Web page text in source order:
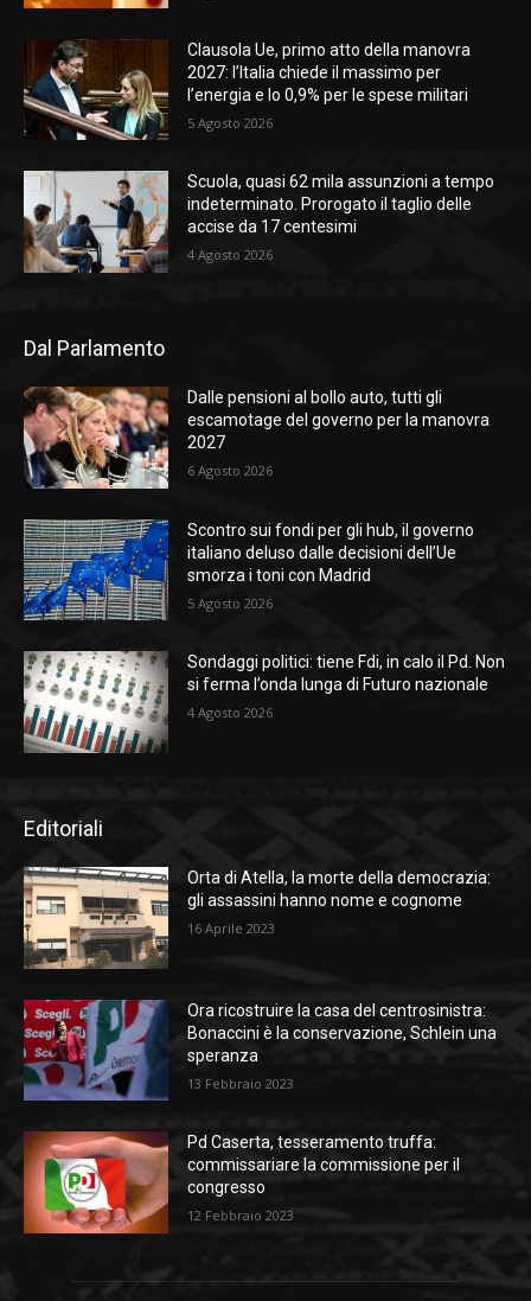
Clausola Ue, primo atto della manovra
2027: l’Italia chiede il massimo per
l’energia e lo 0,9% per le spese militari
5 Agosto 2026
Scuola, quasi 62 mila assunzioni a tempo
indeterminato. Prorogato il taglio delle
accise da 17 centesimi
4 Agosto 2026
Dal Parlamento
Dalle pensioni al bollo auto, tutti gli
escamotage del governo per la manovra
2027
6 Agosto 2026
Scontro sui fondi per gli hub, il governo
italiano deluso dalle decisioni dell’Ue
smorza i toni con Madrid
5 Agosto 2026
Sondaggi politici: tiene Fdi, in calo il Pd. Non
si ferma l’onda lunga di Futuro nazionale
4 Agosto 2026
Editoriali
Orta di Atella, la morte della democrazia:
gli assassini hanno nome e cognome
16 Aprile 2023
Ora ricostruire la casa del centrosinistra:
Bonaccini è la conservazione, Schlein una
speranza
13 Febbraio 2023
Pd Caserta, tesseramento truffa:
commissariare la commissione per il
congresso
12 Febbraio 2023